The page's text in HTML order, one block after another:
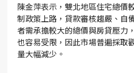
陳金萍表示，雙北地區住宅總價
制政策上路，貸款審核趨嚴、自
者需承擔較大的總價與房貸壓力
也容易受限，因此市場普遍採取
量大幅減少。